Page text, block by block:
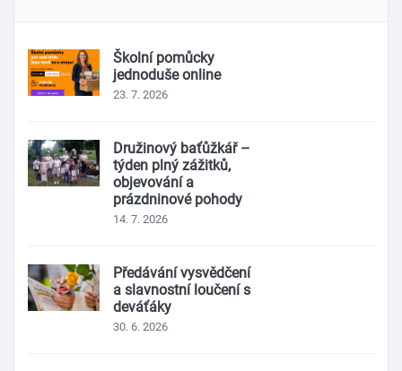
Školní pomůcky
jednoduše online
23. 7. 2026
Družinový baťůžkář –
týden plný zážitků,
objevování a
prázdninové pohody
14. 7. 2026
Předávání vysvědčení
a slavnostní loučení s
deváťáky
30. 6. 2026